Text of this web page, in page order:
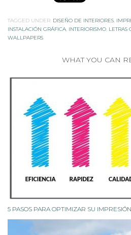
TAGGED UNDER: DISEÑO DE INTERIORES
INSTALACIÓN GRÁFICA INTERIORISMO LETRAS
WALLPAPERS
WHAT YOU CAN
5 PASOS PARA OPTIMIZAR SU